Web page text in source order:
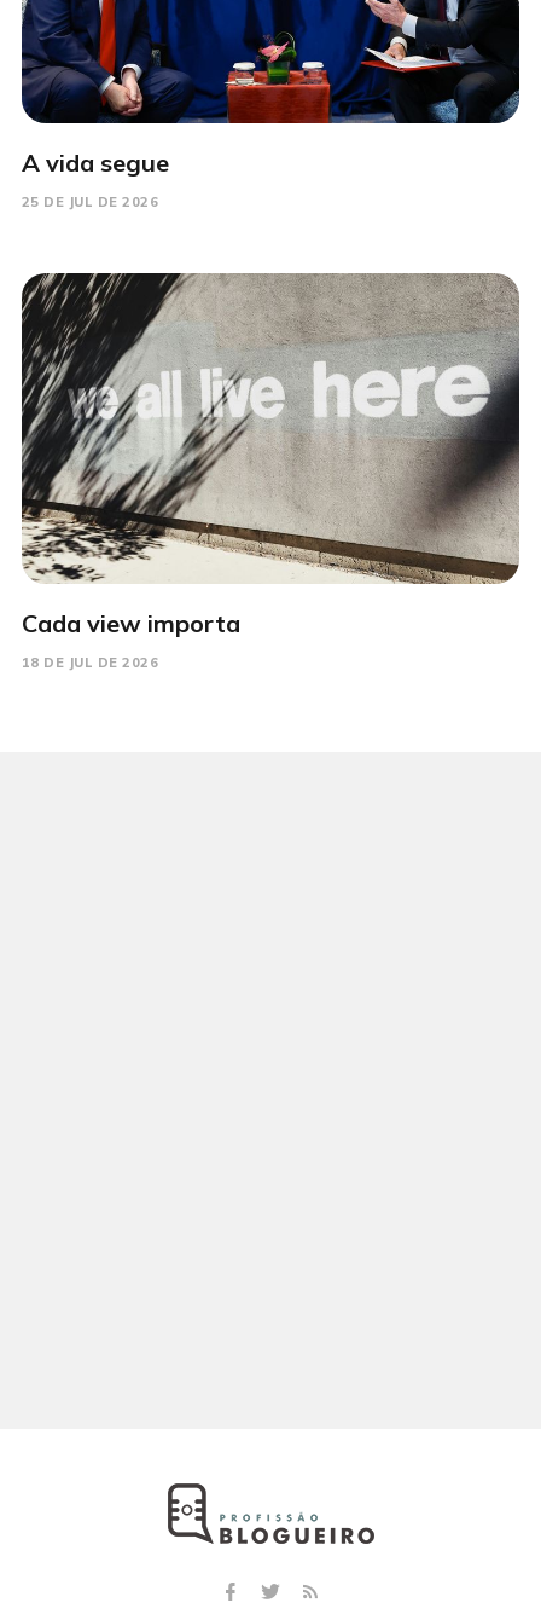
A vida segue
25 DE JUL DE 2026
Cada view importa
18 DE JUL DE 2026